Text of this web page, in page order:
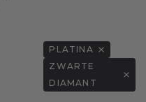
PLATINA
ZWARTE
DIAMANT